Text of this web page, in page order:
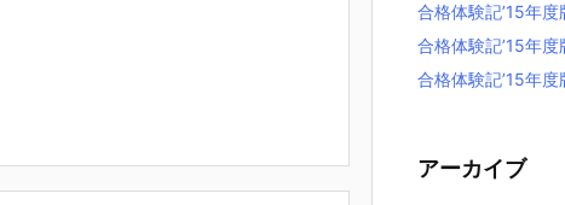
合格体験記’15年度
合格体験記’15年度
合格体験記’15年度
アーカイブ